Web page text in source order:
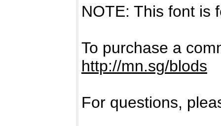
NOTE: This font is
To purchase a
http://mn.sg/blods
For questions,